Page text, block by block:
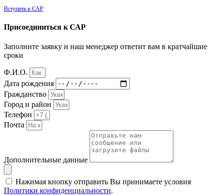
Вступить в САР
Присоединиться к САР
Заполните заявку и наш менеджер ответит вам в кратчайшие
сроки
Ф.И.О.
Дата рождения
Гражданство
Город и район
Телефон
Почта
Дополнительные данные
Нажимая кнопку отправить Вы принимаете условия
Политики конфиденциальности.